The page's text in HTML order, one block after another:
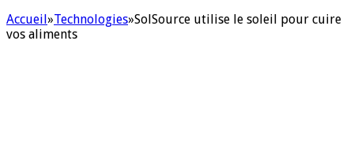
Accueil»Technologies»SolSource utilise le soleil pour cuire
vos aliments